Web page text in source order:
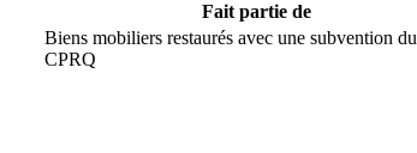
Fait partie de
Biens mobiliers restaurés avec une subvention du
CPRQ